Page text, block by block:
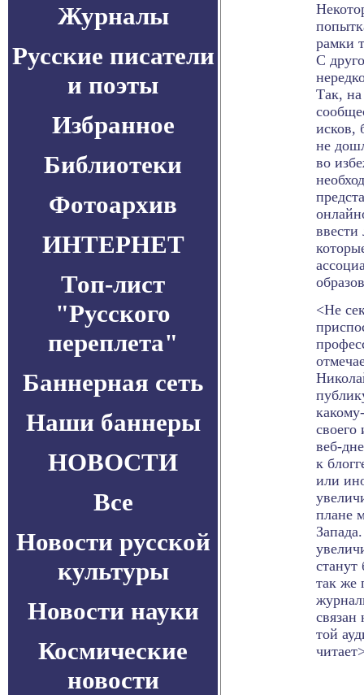
Журналы
Русские писатели
и поэты
Избранное
Библиотеки
Фотоархив
ИНТЕРНЕТ
Топ-лист
"Русского
переплета"
Баннерная сеть
Наши баннеры
НОВОСТИ
Все
Новости русской
культуры
Новости науки
Космические
новости
рамки
С
Так, на
исков,
не
во
ввести
<Не
своего
веб-
к
или
плане
станут
так же
связан
той